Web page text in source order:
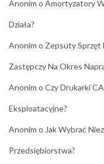
Anonim o Amortyzatory
Działa?
Anonim o Zepsuty Sprzęt
Zastępczy Na Okres
Anonim o Czy Drukarki
Eksploatacyjne?
Anonim o Jak Wybrać
Przedsiębiorstwa?